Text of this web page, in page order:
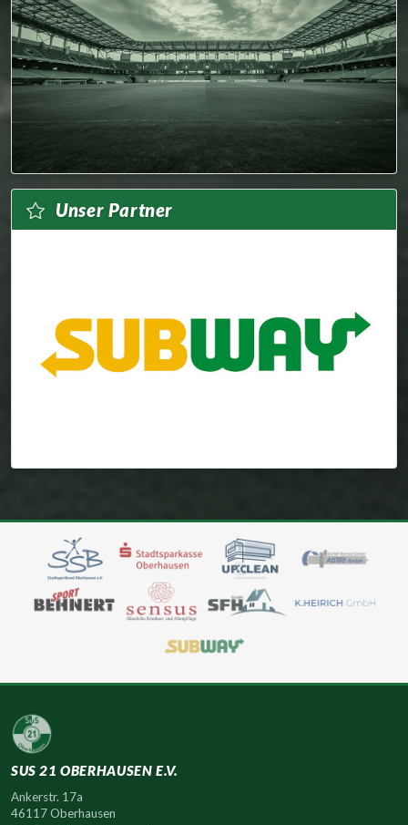
Unser Partner
SUS 21 OBERHAUSEN E.V.
Ankerstr. 17a
46117 Oberhausen